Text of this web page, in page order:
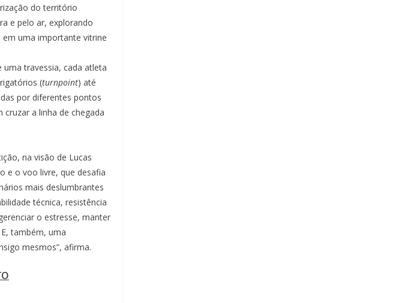
do território
e pelo ar, explorando
uma importante vitrine
uma travessia, cada atleta
(turnpoint) até
por diferentes pontos
a linha de chegada
na visão de Lucas
e o voo livre, que desafia
mais deslumbrantes
técnica, resistência
o estresse, manter
também, uma
mesmos”, afirma.